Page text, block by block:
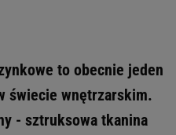
to obecnie jeden
świecie wnętrzarskim.
- sztruksowa tkanina